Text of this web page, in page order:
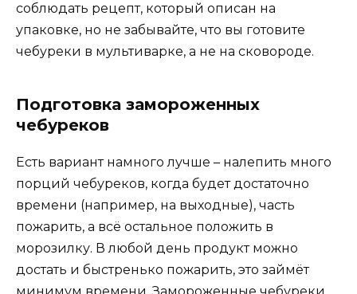
соблюдать рецепт, который описан на
упаковке, но не забывайте, что вы готовите
чебуреки в мультиварке, а не на сковороде.
Подготовка замороженных
чебуреков
Есть вариант намного лучше – налепить много
порций чебуреков, когда будет достаточно
времени (например, на выходные), часть
пожарить, а всё остальное положить в
морозилку. В любой день продукт можно
достать и быстренько пожарить, это займёт